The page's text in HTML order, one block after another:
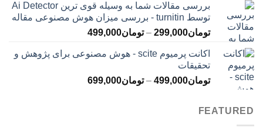
تومان199,000
تا
تومان499,000
بررسی مقالات شما به وسیله قوی ترین Ai Detector
توسط turnitin - بررسی میزان هوش مصنوعی مقاله
تومان299,000
– تومان499,000محدوده
تومان299,000
تومان499,000
اکانت پرمیوم scite - هوش مصنوعی برای پژوهش و
تحقیقات
تومان499,000
– تومان699,000محدوده
FEATURED